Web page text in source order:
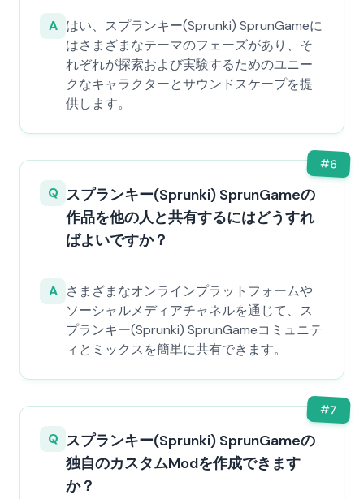
A はい、スプランキー(Sprunki) SprunGameに
はさまざまなテーマのフェーズがあり、そ
れぞれが探索および実験するためのユニー
クなキャラクターとサウンドスケープを提
供します。
#6
Q スプランキー(Sprunki) SprunGameの
作品を他の人と共有するにはどうすれ
ばよいですか？
A さまざまなオンラインプラットフォームや
ソーシャルメディアチャネルを通じて、ス
プランキー(Sprunki) SprunGameコミュニテ
ィとミックスを簡単に共有できます。
#7
Q スプランキー(Sprunki) SprunGameの
独自のカスタムModを作成できます
か？